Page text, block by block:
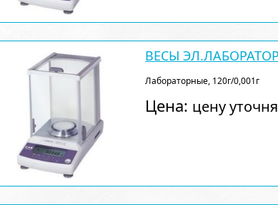
ВЕСЫ
Лабораторные, 120г/0,001г
Цена: цену